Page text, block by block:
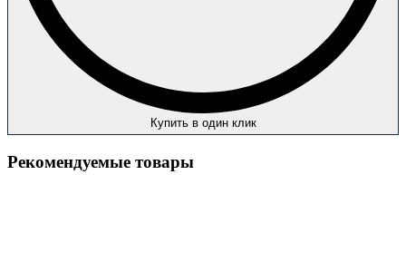
Купить в один клик
Рекомендуемые товары